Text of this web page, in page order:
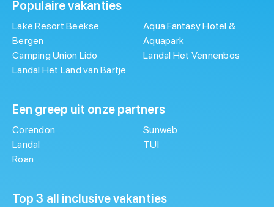
Populaire vakanties
Lake Resort Beekse
Bergen
Camping Union Lido
Landal Het Land van Bartje
Aqua Fantasy Hotel &
Aquapark
Landal Het Vennenbos
Een greep uit onze partners
Corendon
Landal
Roan
Sunweb
TUI
Top 3 all inclusive vakanties